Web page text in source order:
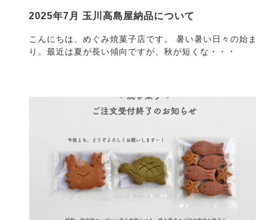
2025年7月 玉川高島屋納品について
こんにちは、めぐみ焼菓子店です。 暑い暑い日々の始ま
り。最近は夏が長い傾向ですが、秋が短くな・・・